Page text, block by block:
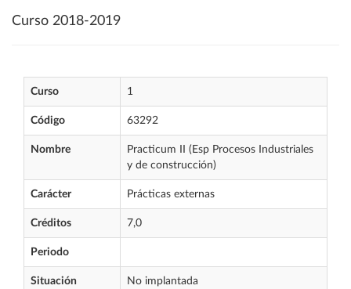
Curso 2018-2019
Curso 1
Código 63292
Nombre
Practicum II (Esp Procesos Industriales
y de construcción)
Carácter Prácticas externas
Créditos 7,0
Periodo
Situación No implantada